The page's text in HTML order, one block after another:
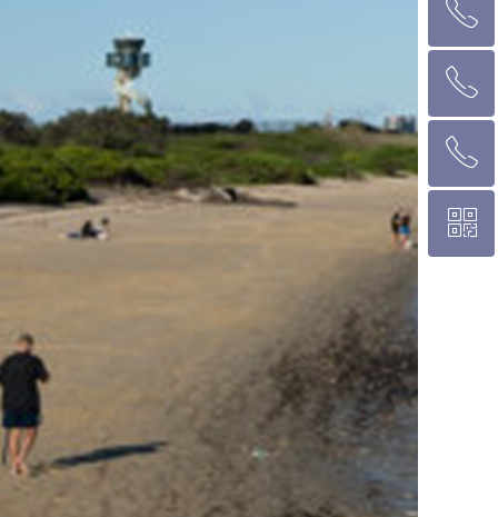
回到顶部
ꂅ
墨尔本热线 1300 039 646
ꂅ
悉 尼 热线 02 9282 9836
ꂅ
布里斯班热线 0426 456 158
ꀥ